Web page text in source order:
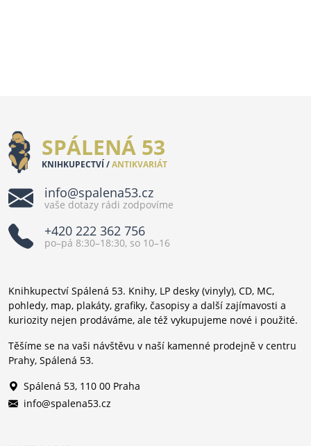
SPÁLENÁ 53
KNIHKUPECTVÍ /ANTIKVARIÁT
info@spalena53.cz
vaše dotazy rádi zodpovíme
+420 222 362 756
po–pá 8:30–18:30, so 10–16
Knihkupectví Spálená 53. Knihy, LP desky (vinyly), CD, MC,
pohledy, map, plakáty, grafiky, časopisy a další zajímavosti a
kuriozity nejen prodáváme, ale též vykupujeme nové i použité.
Těšíme se na vaši návštěvu v naší kamenné prodejně v centru
Prahy, Spálená 53.
Spálená 53, 110 00 Praha
info@spalena53.cz